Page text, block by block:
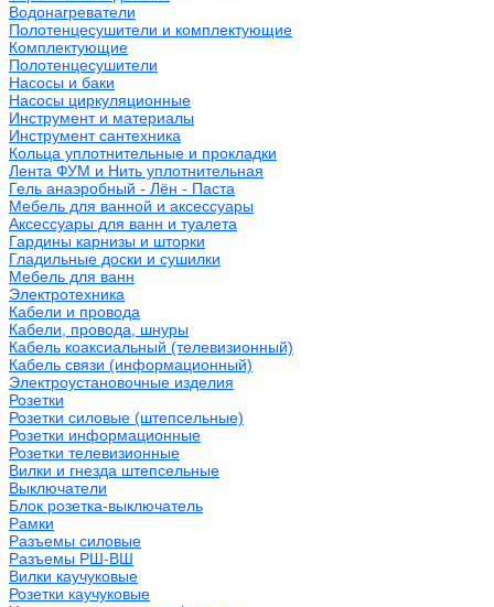
Водонагреватели
Полотенцесушители и комплектующие
Комплектующие
Полотенцесушители
Насосы и баки
Насосы циркуляционные
Инструмент и материалы
Инструмент сантехника
Кольца уплотнительные и прокладки
Лента ФУМ и Нить уплотнительная
Гель анаэробный - Лён - Паста
Мебель для ванной и аксессуары
Аксессуары для ванн и туалета
Гардины карнизы и шторки
Гладильные доски и сушилки
Мебель для ванн
Электротехника
Кабели и провода
Кабели, провода, шнуры
Кабель коаксиальный (телевизионный)
Кабель связи (информационный)
Электроустановочные изделия
Розетки
Розетки силовые (штепсельные)
Розетки информационные
Розетки телевизионные
Вилки и гнезда штепсельные
Выключатели
Блок розетка-выключатель
Рамки
Разъемы силовые
Разъемы РШ-ВШ
Вилки каучуковые
Розетки каучуковые